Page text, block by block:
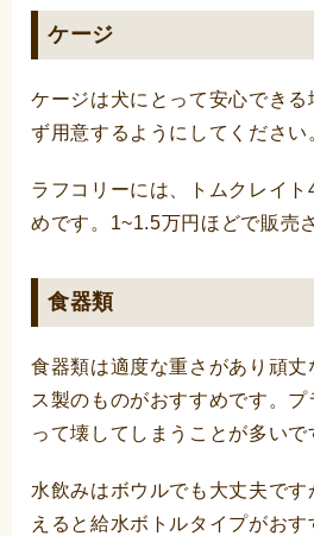
ケージ
ケージは犬にとって安心でき
ず用意するようにしてください
ラフコリーには、トムクレイ
めです。1~1.5万円ほどで販売
食器類
食器類は適度な重さがあり頑丈
ス製のものがおすすめです。
って壊してしまうことが多いで
水飲みはボウルでも大丈夫で
えると給水ボトルタイプがお